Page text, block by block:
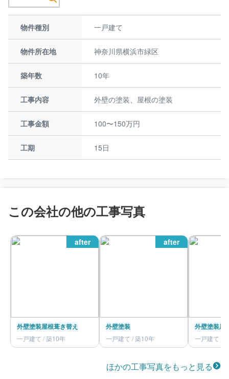
物件種別 一戸建て
物件所在地 神奈川県横浜市緑区
築年数 10年
工事内容 外壁の塗装、屋根の塗装
工事金額 100〜150万円
工期 15日
この会社の他の工事写真
after
外壁塗装屋根葺き替え
一戸建て / 築10年
after
外壁塗装
一戸建て / 築10年
外壁塗装屋
一戸建て /
ほかの工事写真をもっと見る